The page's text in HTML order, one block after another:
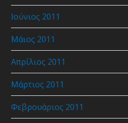
Ιούνιος 2011
Μάιος 2011
Απρίλιος 2011
Μάρτιος 2011
Φεβρουάριος 2011